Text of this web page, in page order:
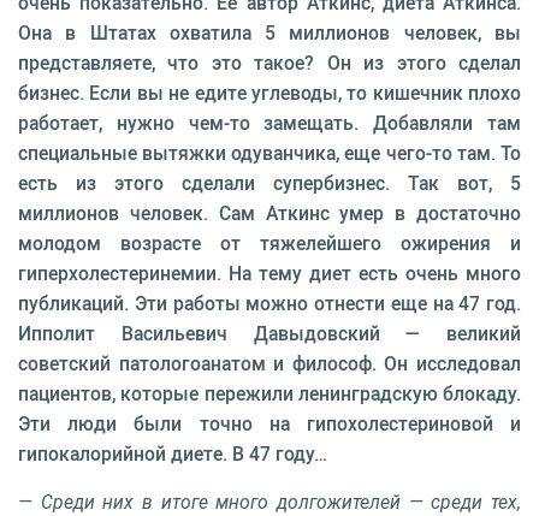
Она в Штатах охватила 5 миллионов человек, вы
представляете, что это такое? Он из этого сделал
бизнес. Если вы не едите углеводы, то кишечник плохо
работает, нужно чем-то замещать. Добавляли там
специальные вытяжки одуванчика, еще чего-то там. То
есть из этого сделали супербизнес. Так вот, 5
миллионов человек. Сам Аткинс умер в достаточно
молодом возрасте от тяжелейшего ожирения и
гиперхолестеринемии. На тему диет есть очень много
публикаций. Эти работы можно отнести еще на 47 год.
Ипполит Васильевич Давыдовский — великий
советский патологоанатом и философ. Он исследовал
пациентов, которые пережили ленинградскую блокаду.
Эти люди были точно на гипохолестериновой и
гипокалорийной диете. В 47 году…
— Среди них в итоге много долгожителей — среди тех,